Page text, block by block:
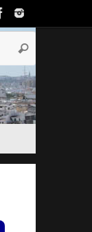
Buscar